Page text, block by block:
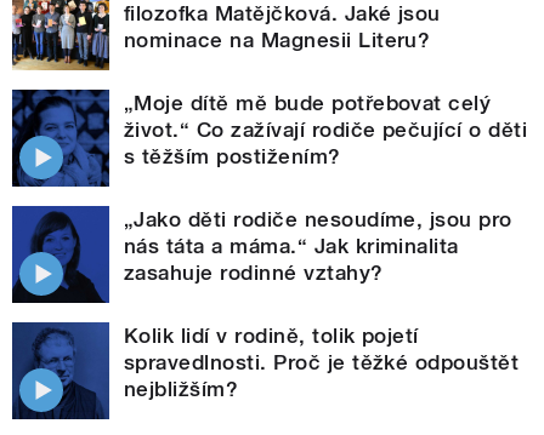
filozofka Matějčková. Jaké jsou
nominace na Magnesii Literu?
„Moje dítě mě bude potřebovat celý
život.“ Co zažívají rodiče pečující o děti
s těžším postižením?
„Jako děti rodiče nesoudíme, jsou pro
nás táta a máma.“ Jak kriminalita
zasahuje rodinné vztahy?
Kolik lidí v rodině, tolik pojetí
spravedlnosti. Proč je těžké odpouštět
nejbližším?